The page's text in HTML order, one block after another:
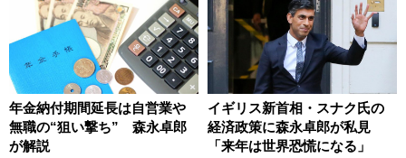
年金納付期間延長は自営業や
無職の“狙い撃ち” 森永卓郎
が解説
イギリス新首相・スナク氏の
経済政策に森永卓郎が私見
「来年は世界恐慌になる」